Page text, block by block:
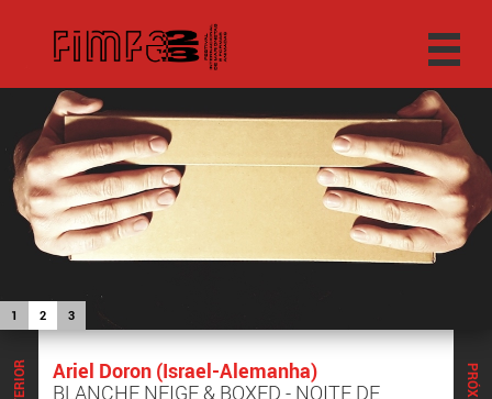
1 2 3
Ariel Doron (Israel-Alemanha)
BLANCHE NEIGE & BOXED - NOITE DE